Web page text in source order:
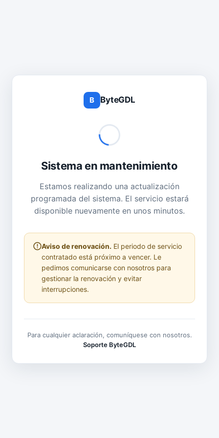
B ByteGDL
Sistema en mantenimiento
Estamos realizando una actualización
programada del sistema. El servicio estará
disponible nuevamente en unos minutos.
Aviso de renovación. El periodo de servicio
contratado está próximo a vencer. Le
pedimos comunicarse con nosotros para
gestionar la renovación y evitar
interrupciones.
Para cualquier aclaración, comuníquese con nosotros.
Soporte ByteGDL